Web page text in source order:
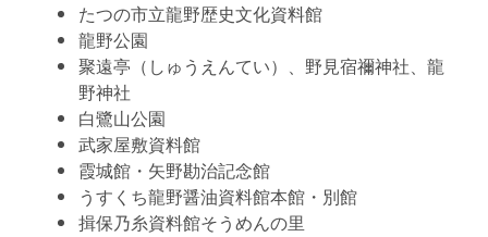
たつの市立龍野歴史文化資料館
龍野公園
聚遠亭（しゅうえんてい）、野見宿禰神社、龍
野神社
白鷺山公園
武家屋敷資料館
霞城館・矢野勘治記念館
うすくち龍野醤油資料館本館・別館
揖保乃糸資料館そうめんの里